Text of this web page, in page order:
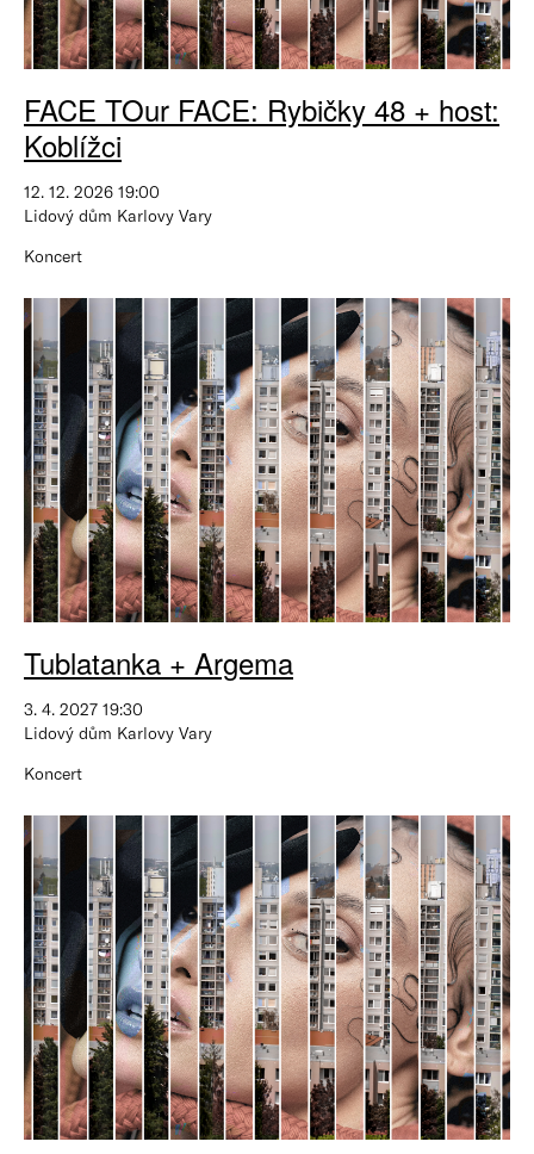
FACE TOur FACE: Rybičky 48 + host:
Koblížci
12. 12. 2026 19:00
Lidový dům Karlovy Vary
Koncert
Tublatanka + Argema
3. 4. 2027 19:30
Lidový dům Karlovy Vary
Koncert